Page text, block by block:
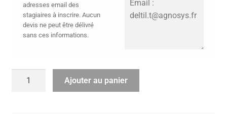
adresses email des
stagiaires à inscrire. Aucun
devis ne peut être délivré
sans ces informations.
quantité
Ajouter au panier